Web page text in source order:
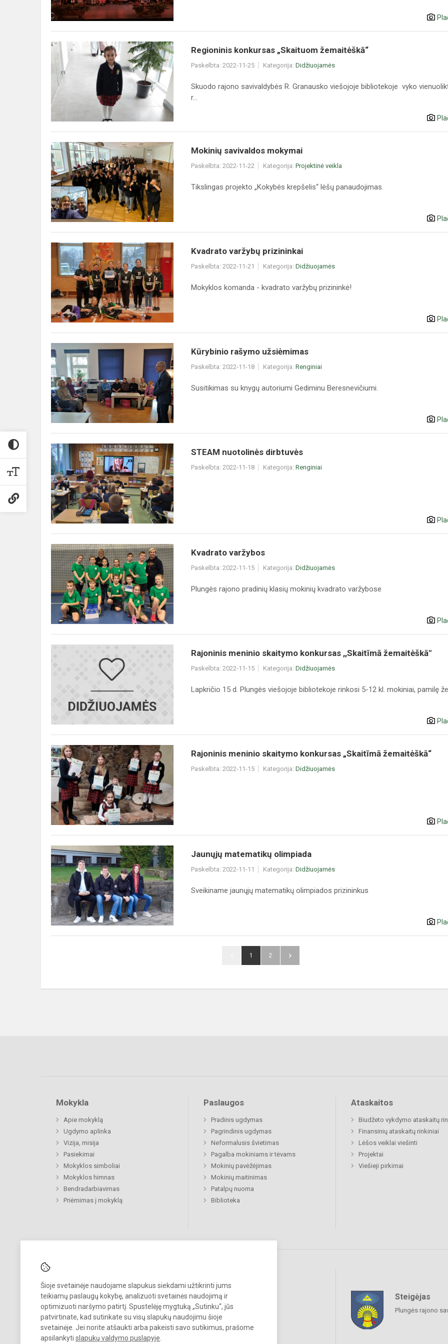
Šioje svetainėje naudojame slapukus siekdami užtikrinti jums
teikiamų paslaugų kokybę, analizuoti svetainės naudojimą ir
optimizuoti naršymo patirtį. Spustelėję mygtuką „Sutinku“, jūs
patvirtinate, kad sutinkate su visų slapukų naudojimu šioje
svetainėje. Jei norite atšaukti arba pakeisti savo sutikimus, prašome
apsilankyti slapukų valdymo puslapyje
konkursas
„Rokou...
Regioninis
konkursas
„Skaituom
žemaitėškā“
Regioninis konkursas „Skaituom žemaitėškā“
Paskelbta: 2022-11-25 Kategorija: Didžiuojamės
Skuodo rajono savivaldybės R. Granausko viešojoje bibliotekoje vyko
r...
Mokinių
savivaldos
mokymai
Mokinių savivaldos mokymai
Paskelbta: 2022-11-22 Kategorija: Projektinė veikla
Tikslingas projekto „Kokybės krepšelis“ lėšų panaudojimas.
Kvadrato
varžybų
prizininkai
Kvadrato varžybų prizininkai
Paskelbta: 2022-11-21 Kategorija: Didžiuojamės
Mokyklos komanda - kvadrato varžybų prizininkė!
Kūrybinio
rašymo
užsiėmimas
Kūrybinio rašymo užsiėmimas
Paskelbta: 2022-11-18 Kategorija: Renginiai
Susitikimas su knygų autoriumi Gediminu Beresnevičiumi.
STEAM
nuotolinės
dirbtuvės
STEAM nuotolinės dirbtuvės
Paskelbta: 2022-11-18 Kategorija: Renginiai
Kvadrato
varžybos
Kvadrato varžybos
Paskelbta: 2022-11-15 Kategorija: Didžiuojamės
Plungės rajono pradinių klasių mokinių kvadrato varžybose
žemaitėškā"
Rajoninis meninio skaitymo konkursas ,,Skaitīmā žemaitėškā"
Paskelbta: 2022-11-15 Kategorija: Didžiuojamės
Lapkričio 15 d. Plungės viešojoje bibliotekoje rinkosi 5-12 kl. mokiniai, pamilę
Rajoninis
meninio
skaitymo
konkursas
„Skaitīmā
žemaitėškā“
Rajoninis meninio skaitymo konkursas „Skaitīmā žemaitėškā“
Paskelbta: 2022-11-15 Kategorija: Didžiuojamės
Jaunųjų
matematikų
olimpiada
Jaunųjų matematikų olimpiada
Paskelbta: 2022-11-11 Kategorija: Didžiuojamės
Sveikiname jaunųjų matematikų olimpiados prizininkus
1 2
Mokykla
Apie mokyklą
Ugdymo aplinka
Vizija, misija
Pasiekimai
Mokyklos simboliai
Mokyklos himnas
Bendradarbiavimas
Priėmimas į mokyklą
Paslaugos
Pradinis ugdymas
Pagrindinis ugdymas
Neformalusis švietimas
Pagalba mokiniams ir tėvams
Mokinių pavėžėjimas
Mokinių maitinimas
Patalpų nuoma
Biblioteka
Ataskaitos
Biudžeto vykdymo ataskaitų
Finansinių ataskaitų rinkiniai
Lėšos veiklai viešinti
Projektai
Viešieji pirkimai
Pastebėjote klaidų?
Turite pasiūlymų?
RAŠYKITE
Bendraukime Steigėjas
Plungės rajono